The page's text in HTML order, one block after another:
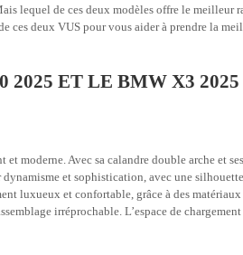
lequel de ces deux modèles offre le meilleur
ces deux VUS pour vous aider à prendre la
ET LE BMW X3
moderne. Avec sa calandre double arche et
et sophistication, avec une
luxueux et confortable, grâce à des
irréprochable. L’espace de